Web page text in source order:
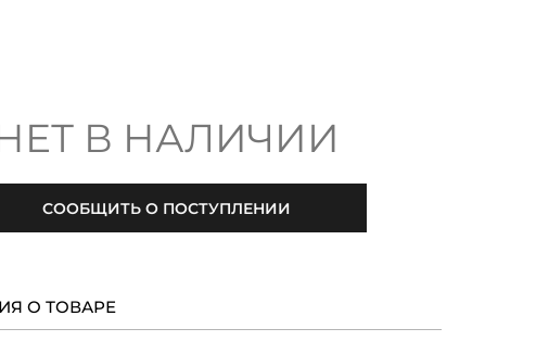
В НАЛИЧИИ
СООБЩИТЬ О ПОСТУПЛЕНИИ
О ТОВАРЕ